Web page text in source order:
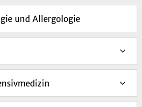
und Allergologie